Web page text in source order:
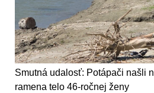
Smutná udalosť: Potápači našli
ramena telo 46-ročnej ženy